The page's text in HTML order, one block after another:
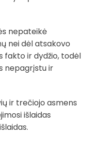
nepateikė
nei dėl atsakovo
fakto ir dydžio, todėl
nepagrįstu ir
ir trečiojo asmens
išlaidas